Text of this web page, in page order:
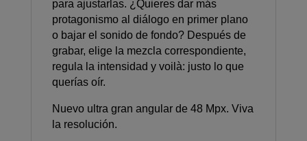
para ajustarlas. ¿Quieres dar más
protagonismo al diálogo en primer plano
o bajar el sonido de fondo? Después de
grabar, elige la mezcla correspondiente,
regula la intensidad y voilà: justo lo que
querías oír.
Nuevo ultra gran angular de 48 Mpx. Viva
la resolución.